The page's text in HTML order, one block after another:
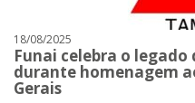
18/08/2025
Funai celebra o legado
durante homenagem
Gerais